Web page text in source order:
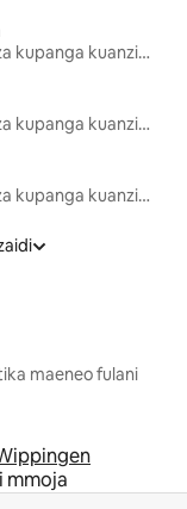
Nyumba za kupanga kuanzia mwezi mmoja
Nyumba za kupanga kuanzia mwezi mmoja
Nyumba za kupanga kuanzia mwezi mmoja
maeneo fulani
mmoja